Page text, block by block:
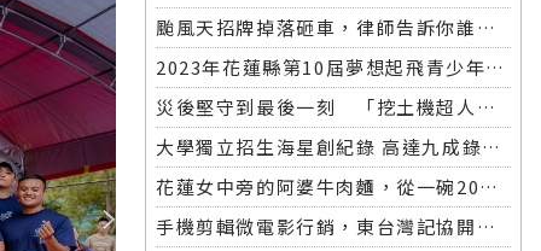
颱風天招牌掉落砸車，律師告訴你誰該賠償
2023年花蓮縣第10屆夢想起飛青少年發明展 自強國中拿下第一名與第二名
災後堅守到最後一刻 「挖土機超人」因感染離世
大學獨立招生海星創紀錄 高達九成錄取國立大學 東華大學錄取21人 歷年最多
花蓮女中旁的阿婆牛肉麵，從一碗20元的牛肉湯開始到40年不變的人情味
手機剪輯微電影行銷，東台灣記協開班授課獲好評